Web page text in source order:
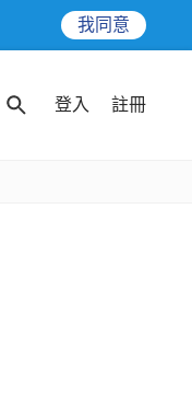
我同意
登入 註冊